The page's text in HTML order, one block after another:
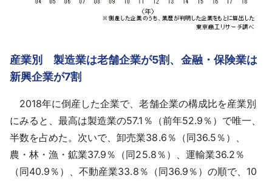
産業別 製造業は老舗企業が5割、金融・保険業は
新興企業が7割
2018年に倒産した企業で、老舗企業の構成比を産業別
にみると、最高は製造業の57.1％（前年52.9％）で唯一、
半数を占めた。次いで、卸売業38.6％（同36.5％）、
農・林・漁・鉱業37.9％（同25.8％）、運輸業36.2％
（同40.9％）、不動産業33.8％（同36.9％）の順で、10